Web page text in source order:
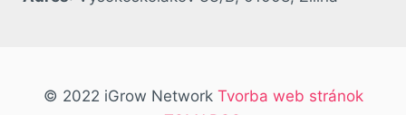
© 2022 iGrow Network Tvorba web stránok